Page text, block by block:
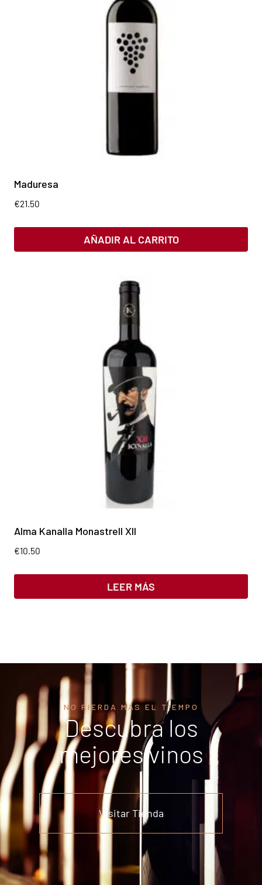
Maduresa
€21.50
AÑADIR AL CARRITO
Alma Kanalla Monastrell XII
€10.50
LEER MÁS
NO PIERDA MÁS EL TIEMPO
Descubra los
mejores vinos
Visitar Tienda